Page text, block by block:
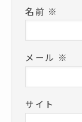
名前 ※
メール ※
サイト